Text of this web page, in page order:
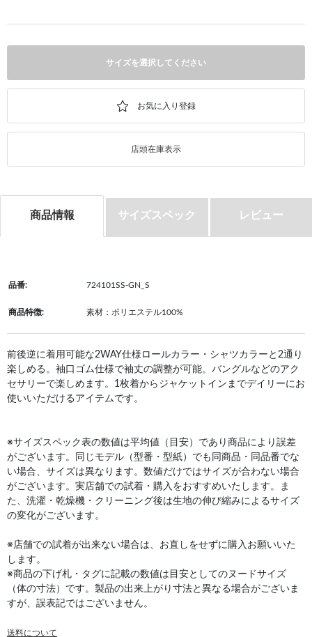
サイズを選択してください
店頭在庫表示
商品情報 サイズスペック レビュー
品番: 724101SS-GN_S
商品特徴: 素材：ポリエステル100%
前後逆に着用可能な2WAY仕様ロールカラー・シャツカラーと2通り
楽しめる。袖口ゴム仕様で袖丈の調整が可能。バングルなどのアク
セサリーで楽しめます。1枚着からジャケットインまでデイリーにお
使いいただけるアイテムです。
※サイズスペック表の数値は平均値（目安）であり商品により誤差
がございます。同じモデル（型番・型紙）でも同商品・同品番でな
い場合、サイズは異なります。数値だけではサイズが合わない場合
がございます。実店舗での試着・購入をおすすめいたします。ま
た、洗濯・乾燥機・クリーニング後は生地の伸び縮みによるサイズ
の変化がございます。
※店舗での試着が出来ない場合は、お直しをせずに購入お願いいた
します。
※商品の下げ札・タグに記載の数値は目安としてのヌードサイズ
（体の寸法）です。製品の出来上がり寸法と異なる場合がございま
すが、誤表記ではございません。
送料について